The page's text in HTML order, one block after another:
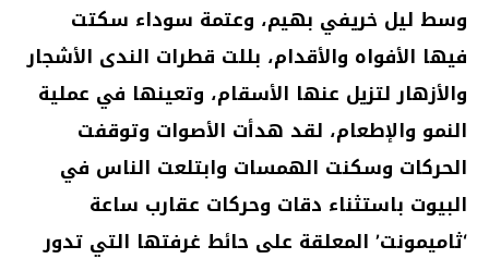
وسط ليل خريفي بهيم، وعتمة سوداء سكتت
فيها الأفواه والأقدام، بللت قطرات الندى الأشجار
والأزهار لتزيل عنها الأسقام، وتعينها في عملية
النمو والإطعام، لقد هدأت الأصوات وتوقفت
الحركات وسكنت الهمسات وابتلعت الناس في
البيوت باستثناء دقات وحركات عقارب ساعة
‘ثاميمونت’ المعلقة على حائط غرفتها التي تدور